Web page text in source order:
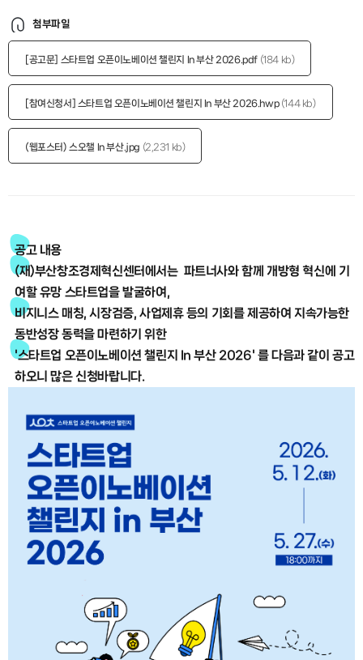
첨부파일
[공고문] 스타트업 오픈이노베이션 챌린지 In 부산 2026.pdf 184 kb
[참여신청서] 스타트업 오픈이노베이션 챌린지 In 부산 2026.hwp 144 kb
(웹포스터) 스오챌 In 부산.jpg 2,231 kb
공고 내용
(재)부산창조경제혁신센터에서는 파트너사와 함께 개방형 혁신에 기
여할 유망 스타트업을 발굴하여,
비지니스 매칭, 시장검증, 사업제휴 등의 기회를 제공하여 지속가능한
동반성장 동력을 마련하기 위한
'스타트업 오픈이노베이션 챌린지 In 부산 2026' 를 다음과 같이 공고
하오니 많은 신청바랍니다.